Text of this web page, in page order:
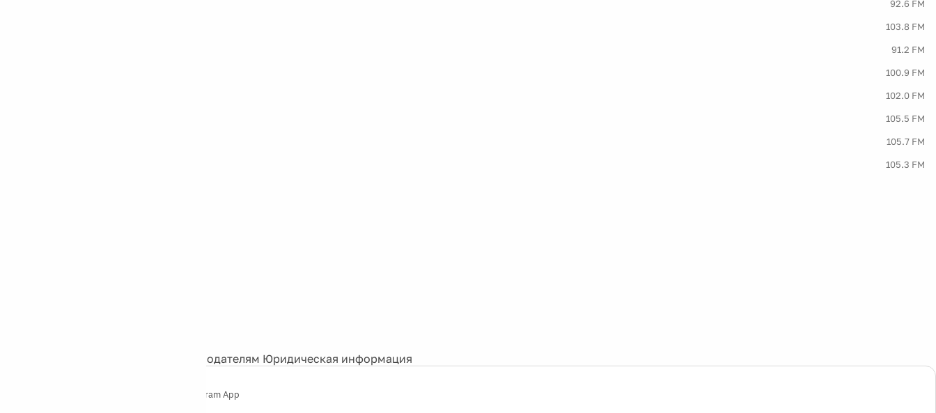
92.6 FM
103.8 FM
91.2 FM
100.9 FM
102.0 FM
105.5 FM
105.7 FM
105.3 FM
Рекламодателям Юридическая информация
Telegram App